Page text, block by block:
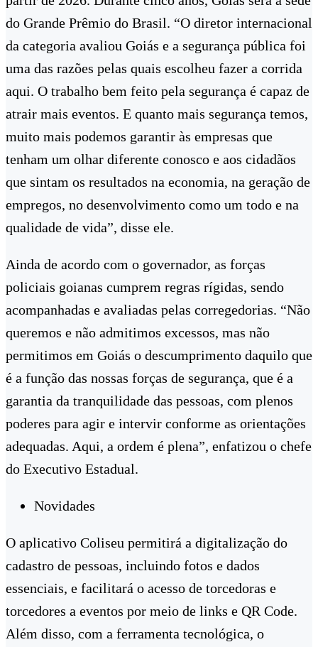
do Grande Prêmio do Brasil. “O diretor internacional
da categoria avaliou Goiás e a segurança pública foi
uma das razões pelas quais escolheu fazer a corrida
aqui. O trabalho bem feito pela segurança é capaz de
atrair mais eventos. E quanto mais segurança temos,
muito mais podemos garantir às empresas que
tenham um olhar diferente conosco e aos cidadãos
que sintam os resultados na economia, na geração de
empregos, no desenvolvimento como um todo e na
qualidade de vida”, disse ele.
Ainda de acordo com o governador, as forças
policiais goianas cumprem regras rígidas, sendo
acompanhadas e avaliadas pelas corregedorias. “Não
queremos e não admitimos excessos, mas não
permitimos em Goiás o descumprimento daquilo que
é a função das nossas forças de segurança, que é a
garantia da tranquilidade das pessoas, com plenos
poderes para agir e intervir conforme as orientações
adequadas. Aqui, a ordem é plena”, enfatizou o chefe
do Executivo Estadual.
Novidades
O aplicativo Coliseu permitirá a digitalização do
cadastro de pessoas, incluindo fotos e dados
essenciais, e facilitará o acesso de torcedoras e
torcedores a eventos por meio de links e QR Code.
Além disso, com a ferramenta tecnológica, o